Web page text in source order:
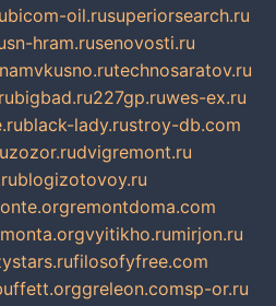
bicom-oil.rusuperiorsearch.ru
sn-hram.rusenovosti.ru
technosaratov.ru
bigbad.ru227gp.ruwes-ex.ru
black-lady.rustroy-db.com
zozor.rudvigremont.ru
blogizotovoy.ru
remontdoma.com
vyitikho.rumirjon.ru
filosofyfree.com
greleon.comsp-or.ru